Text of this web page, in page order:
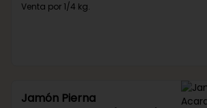
Venta por 1/4 kg.
Jamón Pierna